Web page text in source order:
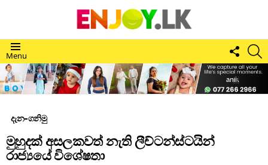
Menu
US
දැන-ගනිමු
මුහුදක් අසලකවත් නැති ලීච්ටන්ස්ටයින්
රාජ්‍යයේ විශේෂතා